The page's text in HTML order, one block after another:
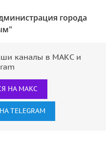
города
каналы в МАКС и
НА МАКС
TELEGRAM